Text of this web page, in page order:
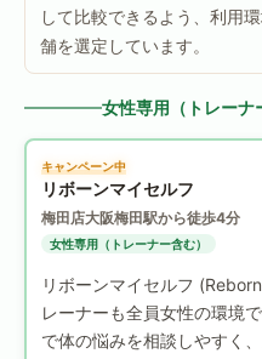
して比較できるよう、利用
舗を選定しています。
女性専用（トレーナ
キャンペーン中
リボーンマイセルフ
梅田店大阪梅田駅から徒歩4分
女性専用（トレーナー含む）
リボーンマイセルフ
レーナーも全員女性の環境
で体の悩みを相談しやすく